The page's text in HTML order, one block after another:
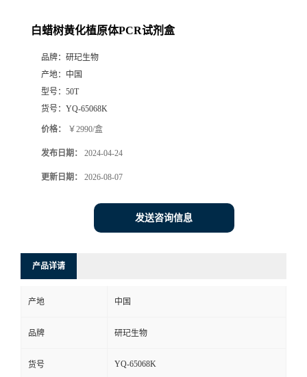
白蜡树黄化植原体PCR试剂盒
品牌： 研玘生物
产地： 中国
型号： 50T
货号： YQ-65068K
价格： ￥2990/盒
发布日期： 2024-04-24
更新日期： 2026-08-07
发送咨询信息
产品详请
产地 中国
品牌 研玘生物
货号 YQ-65068K